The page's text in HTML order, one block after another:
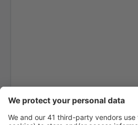
Thessaloniki Makedonia (SKG)
Milos National Airport (MLO)